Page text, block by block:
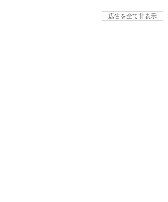
広告を全て非表示